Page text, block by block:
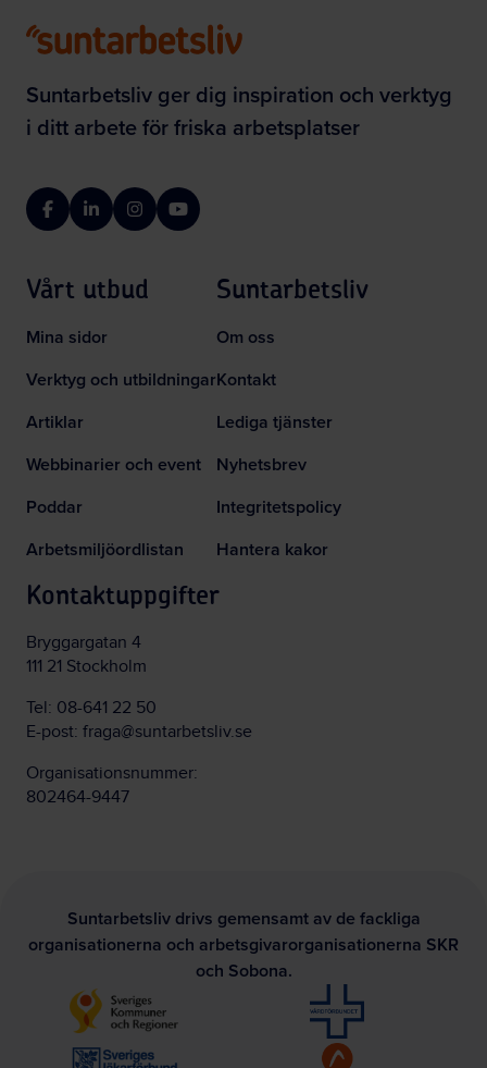
Suntarbetsliv ger dig inspiration och verktyg
i ditt arbete för friska arbetsplatser
FacebookLinkedInInstagramYouTube
Vårt utbud
Mina sidor
Verktyg och utbildningar
Artiklar
Webbinarier och event
Poddar
Arbetsmiljöordlistan
Suntarbetsliv
Om oss
Kontakt
Lediga tjänster
Nyhetsbrev
Integritetspolicy
Hantera kakor
Kontaktuppgifter
Bryggargatan 4
111 21 Stockholm
Tel: 08-641 22 50
E-post: fraga@suntarbetsliv.se
Organisationsnummer:
802464-9447
Suntarbetsliv drivs gemensamt av de fackliga
organisationerna och arbetsgivarorganisationerna SKR
och Sobona.